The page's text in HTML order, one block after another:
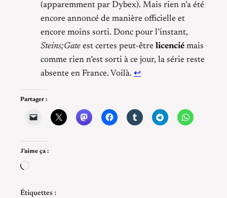
(apparemment par Dybex). Mais rien n’a été
encore annoncé de manière officielle et
encore moins sorti. Donc pour l’instant,
Steins;Gate est certes peut-être licencié mais
comme rien n’est sorti à ce jour, la série reste
absente en France. Voilà. ↩
Partager :
J’aime ça :
Étiquettes :